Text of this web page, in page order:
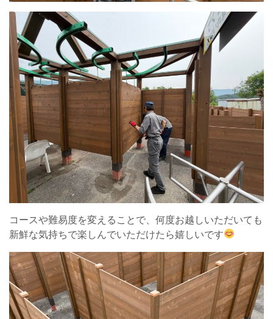
コースや難易度を変えることで、何度お越しいただいても
新鮮な気持ちで楽しんでいただけたら嬉しいです